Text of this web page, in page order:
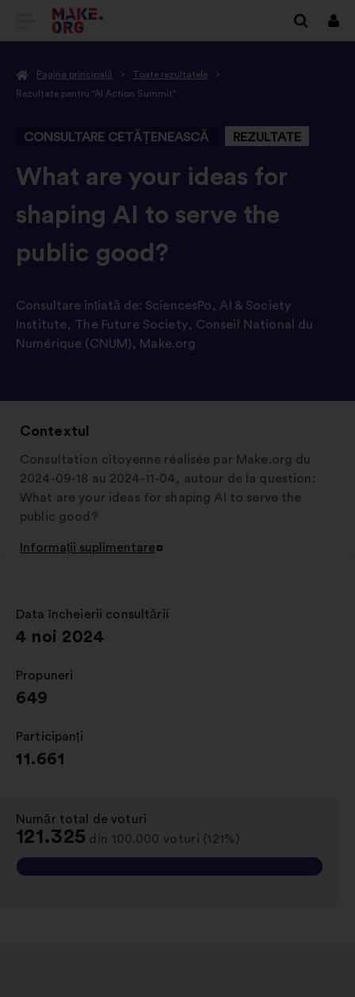
DIRECȚIONARE
PRIMA
A
SITE-
ULUI
MAKE.ORG
Pagina principală
Toate rezultatele
Rezultate pentru "AI Action Summit"
CONSULTARE CETĂȚENEASCĂ REZULTATE
-
What are your ideas for
shaping AI to serve the
public good?
Consultare ințiată de: SciencesPo, AI & Society
Institute, The Future Society, Conseil National du
Numérique (CNUM), Make.org
Contextul
Consultation citoyenne réalisée par Make.org du
2024-09-18 au 2024-11-04, autour de la question:
What are your ideas for shaping AI to serve the
public good?
Informații suplimentare
Deschidere
filă
nouă
Data încheierii consultării
:
4 noi 2024
Propuneri
:
649
Participanți
:
11.661
Număr total de voturi
:
121.325 din 100.000 voturi (121%)